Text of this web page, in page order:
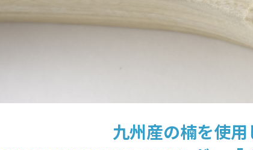
九州産の楠を使用